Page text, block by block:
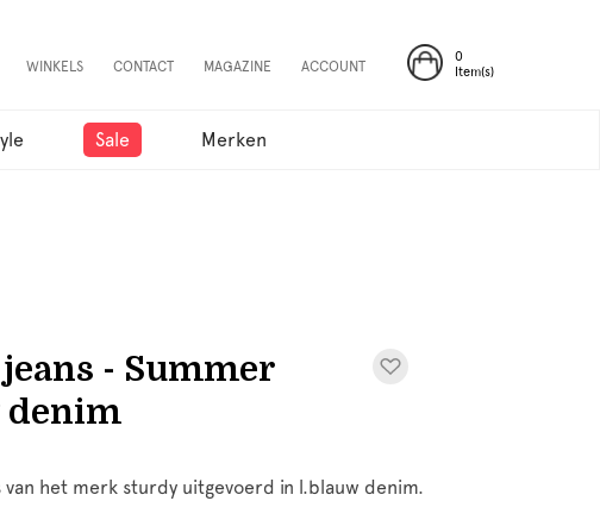
0
Item(s)
WINKELS CONTACT MAGAZINE ACCOUNT
Sale Merken
- Summer
denim
het merk sturdy uitgevoerd in l.blauw denim.